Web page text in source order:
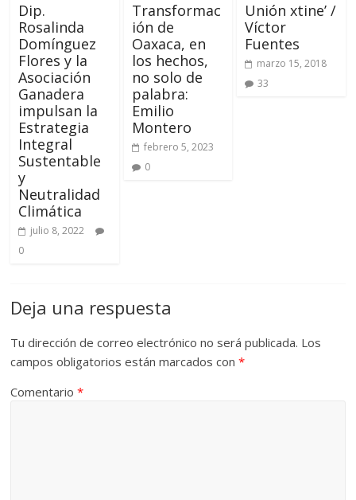
Dip.
Rosalinda
Domínguez
Flores y la
Asociación
Ganadera
impulsan la
Estrategia
Integral
Sustentable
y
Neutralidad
Climática
julio 8, 2022
0
Transformac
ión de
Oaxaca, en
los hechos,
no solo de
palabra:
Emilio
Montero
febrero 5, 2023
0
Unión xtine’ /
Víctor
Fuentes
marzo 15, 2018
33
Deja una respuesta
Tu dirección de correo electrónico no será publicada. Los
campos obligatorios están marcados con*
Comentario*